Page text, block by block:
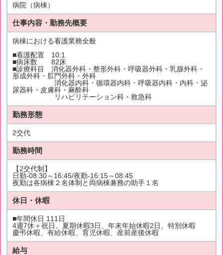
病院（病棟）
仕事内容・勤務先概要
病棟における看護業務全般
■看護配置 10:1
■病床数 82床
■診療科目 消化器外科・整形外科・呼吸器外科・乳腺外科・
形成外科・肛門外科・外科
消化器内科・循環器内科・呼吸器内科・内科・泌
尿器科・皮膚科・麻酔科
リハビリテーション科・救急科
勤務形態
2交代
勤務時間
【2交代制】
日勤-08:30～16:45/夜勤-16:15～08:45
夜勤は各病棟２名体制と両病棟兼務の助手１名
休日・休暇
■年間休日 111日
4週7休＋祝日、夏期休暇3日、年末年始休暇2日、特別休暇
慶弔休暇、有給休暇、育児休暇、産前産後休暇
給与